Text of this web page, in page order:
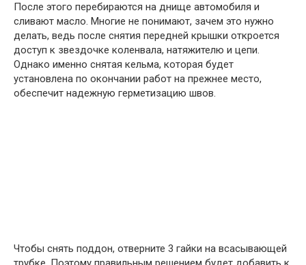
После этого перебираются на днище автомобиля и
сливают масло. Многие не понимают, зачем это нужно
делать, ведь после снятия передней крышки откроется
доступ к звездочке коленвала, натяжителю и цепи.
Однако именно снятая кельма, которая будет
установлена ​​по окончании работ на прежнее место,
обеспечит надежную герметизацию швов.
Чтобы снять поддон, отверните 3 гайки на всасывающей